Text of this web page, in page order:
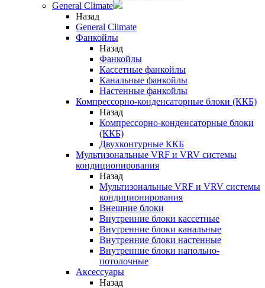
General Climate
Назад
General Climate
Фанкойлы
Назад
Фанкойлы
Кассетные фанкойлы
Канальные фанкойлы
Настенные фанкойлы
Компрессорно-конденсаторные блоки (ККБ)
Назад
Компрессорно-конденсаторные блоки
(ККБ)
Двухконтурные ККБ
Мультизональные VRF и VRV системы
кондиционирования
Назад
Мультизональные VRF и VRV системы
кондиционирования
Внешние блоки
Внутренние блоки кассетные
Внутренние блоки канальные
Внутренние блоки настенные
Внутренние блоки напольно-
потолочные
Аксессуары
Назад